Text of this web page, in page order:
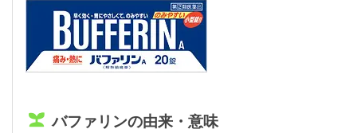
バファリンの由来・意味